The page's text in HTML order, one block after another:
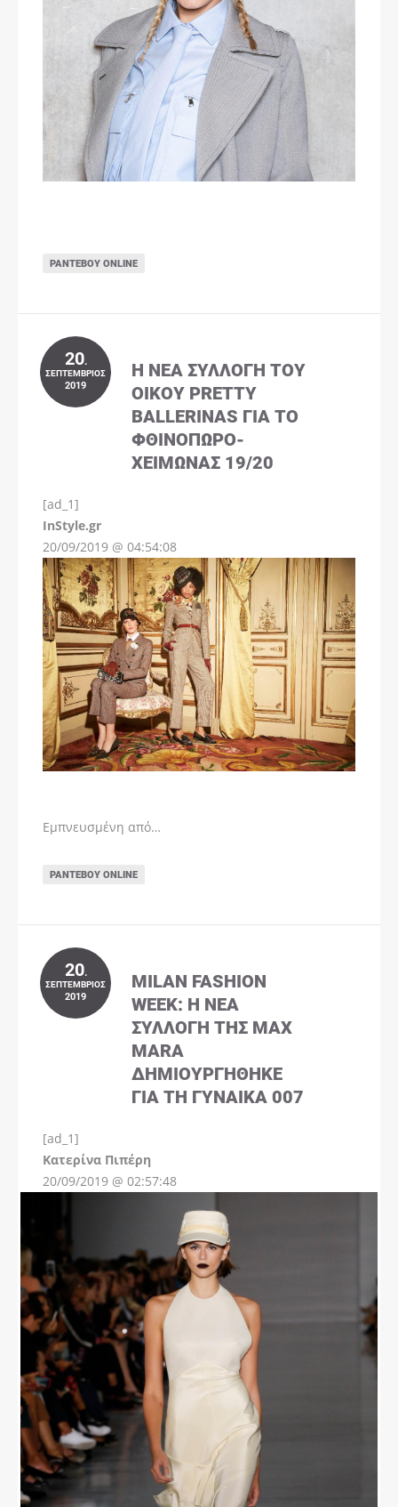
ΡΑΝΤΕΒΟΎ ONLINE
20.
ΣΕΠΤΈΜΒΡΙΟΣ
2019
Η ΝΈΑ ΣΥΛΛΟΓΉ ΤΟΥ
ΟΊΚΟΥ PRETTY
BALLERINAS ΓΙΑ ΤΟ
ΦΘΙΝΌΠΩΡΟ-
ΧΕΙΜΏΝΑΣ 19/20
[ad_1]
InStyle.gr
20/09/2019 @ 04:54:08
Εμπνευσμένη από…
ΡΑΝΤΕΒΟΎ ONLINE
20.
ΣΕΠΤΈΜΒΡΙΟΣ
2019
MILAN FASHION
WEEK: Η ΝΈΑ
ΣΥΛΛΟΓΉ ΤΗΣ MAX
MARA
ΔΗΜΙΟΥΡΓΉΘΗΚΕ
ΓΙΑ ΤΗ ΓΥΝΑΊΚΑ 007
[ad_1]
Kατερίνα Πιπέρη
20/09/2019 @ 02:57:48